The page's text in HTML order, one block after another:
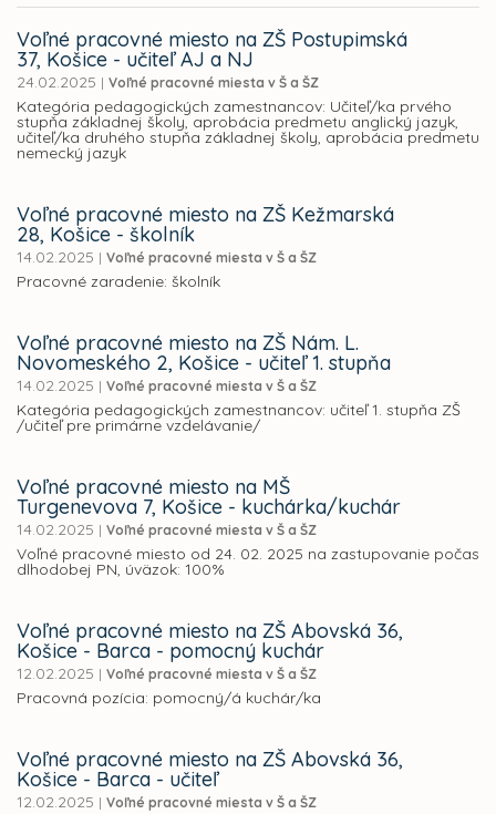
Voľné pracovné miesto na ZŠ Postupimská
37, Košice - učiteľ AJ a NJ
24.02.2025 | Voľné pracovné miesta v Š a ŠZ
Kategória pedagogických zamestnancov: Učiteľ/ka prvého
stupňa základnej školy, aprobácia predmetu anglický jazyk,
učiteľ/ka druhého stupňa základnej školy, aprobácia predmetu
nemecký jazyk
Voľné pracovné miesto na ZŠ Kežmarská
28, Košice - školník
14.02.2025 | Voľné pracovné miesta v Š a ŠZ
Pracovné zaradenie: školník
Voľné pracovné miesto na ZŠ Nám. L.
Novomeského 2, Košice - učiteľ 1. stupňa
14.02.2025 | Voľné pracovné miesta v Š a ŠZ
Kategória pedagogických zamestnancov: učiteľ 1. stupňa ZŠ
/učiteľ pre primárne vzdelávanie/
Voľné pracovné miesto na MŠ
Turgenevova 7, Košice - kuchárka/kuchár
14.02.2025 | Voľné pracovné miesta v Š a ŠZ
Voľné pracovné miesto od 24. 02. 2025 na zastupovanie počas
dlhodobej PN, úväzok: 100%
Voľné pracovné miesto na ZŠ Abovská 36,
Košice - Barca - pomocný kuchár
12.02.2025 | Voľné pracovné miesta v Š a ŠZ
Pracovná pozícia: pomocný/á kuchár/ka
Voľné pracovné miesto na ZŠ Abovská 36,
Košice - Barca - učiteľ
12.02.2025 | Voľné pracovné miesta v Š a ŠZ